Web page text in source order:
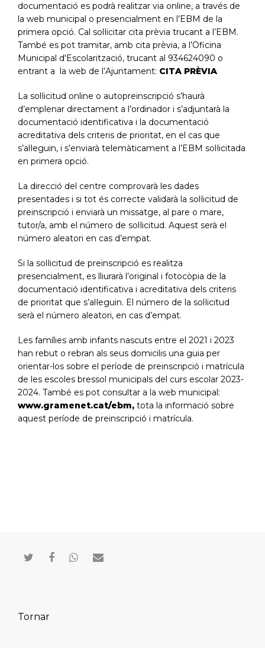
Tornar
documentació es podrà realitzar via online, a través de
la web municipal o presencialment en l’EBM de la
primera opció. Cal sol·licitar cita prèvia trucant a l’EBM.
També es pot tramitar, amb cita prèvia, a l’Oficina
Municipal d'Escolarització, trucant al 934624090 o
entrant a la web de l’Ajuntament: CITA PRÈVIA
La sol·licitud online o autopreinscripció s’haurà
d’emplenar directament a l’ordinador i s’adjuntarà la
documentació identificativa i la documentació
acreditativa dels criteris de prioritat, en el cas que
s’al·leguin, i s’enviarà telemàticament a l’EBM sol·licitada
en primera opció.
La direcció del centre comprovarà les dades
presentades i si tot és correcte validarà la sol·licitud de
preinscripció i enviarà un missatge, al pare o mare,
tutor/a, amb el número de sol·licitud. Aquest serà el
número aleatori en cas d’empat.
Si la sol·licitud de preinscripció es realitza
presencialment, es lliurarà l’original i fotocòpia de la
documentació identificativa i acreditativa dels criteris
de prioritat que s’al·leguin. El número de la sol·licitud
serà el número aleatori, en cas d’empat.
Les famílies amb infants nascuts entre el 2021 i 2023
han rebut o rebran als seus domicilis una guia per
orientar-los sobre el període de preinscripció i matrícula
de les escoles bressol municipals del curs escolar 2023-
2024. També es pot consultar a la web municipal:
www.gramenet.cat/ebm, tota la informació sobre
aquest període de preinscripció i matrícula.